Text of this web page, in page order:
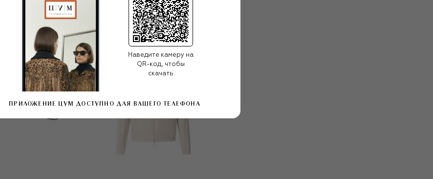
С ЧЕМ НОСИТЬ
Наведите камеру на
QR-код, чтобы
скачать
ПРИЛОЖЕНИЕ ЦУМ ДОСТУПНО ДЛЯ ВАШЕГО ТЕЛЕФОНА